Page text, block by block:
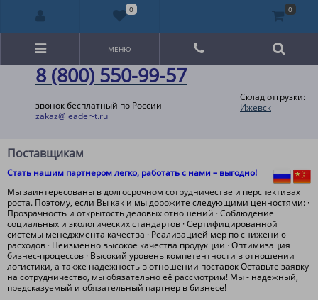
8 (800) 550-99-57
звонок бесплатный по России
zakaz@leader-t.ru
Склад отгрузки:
Ижевск
МЕНЮ
Поставщикам
Стать нашим партнером легко, работать с нами – выгодно!
Мы заинтересованы в долгосрочном сотрудничестве и перспективах
роста. Поэтому, если Вы как и мы дорожите следующими ценностями: ·
Прозрачность и открытость деловых отношений · Соблюдение
социальных и экологических стандартов · Сертифицированной
системы менеджмента качества · Реализацией мер по снижению
расходов · Неизменно высокое качества продукции · Оптимизация
бизнес-процессов · Высокий уровень компетентности в отношении
логистики, а также надежность в отношении поставок Оставьте заявку
на сотрудничество, мы обязательно её рассмотрим! Мы - надежный,
предсказуемый и обязательный партнер в бизнесе!
0 0